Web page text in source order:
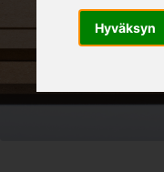
Hyväksyn